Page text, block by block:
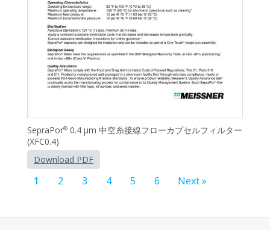
SepraPor® 0.4 μm 中空糸接線フローカプセルフィルター
(XFC0.4)
Download PDF
1 2 3 4 5 6 Next »